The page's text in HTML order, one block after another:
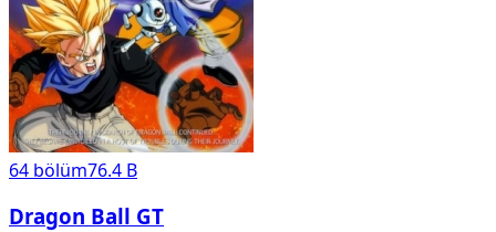
64 bölüm76.4 B
Dragon Ball GT